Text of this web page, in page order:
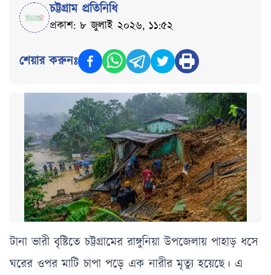
চট্টগ্রাম প্রতিনিধি
প্রকাশ: ৮ জুলাই ২০২৬, ১১:৫২
শেয়ার করুনঃ
টানা ভারী বৃষ্টিতে চট্টগ্রামের রাঙ্গুনিয়া উপজেলায় পাহাড় ধসে
ঘরের ওপর মাটি চাপা পড়ে এক নারীর মৃত্যু হয়েছে। এ